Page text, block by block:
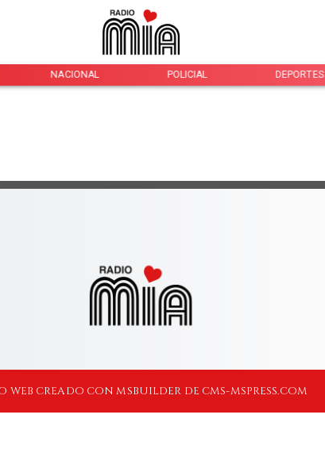
NACIONAL POLICIAL DEPORTES
WEB CREADO CON MSBUILDER DE CMS-MSPRESS.COM